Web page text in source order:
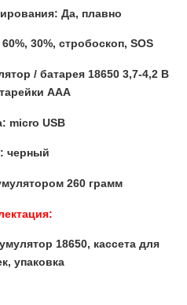
Да, плавно
30%, стробоскоп, SOS
/ батарея 18650 3,7-4,2 В
AAA
micro USB
черный
260 грамм
18650, кассета для
упаковка